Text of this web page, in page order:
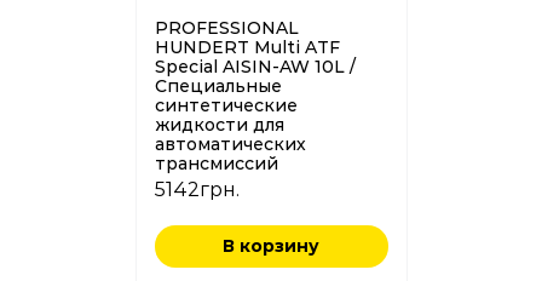
PROFESSIONAL
HUNDERT Multi ATF
Special AISIN-AW 10L /
Специальные
синтетические
жидкости для
автоматических
трансмиссий
5142грн.
В корзину